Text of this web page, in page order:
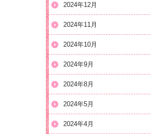
2024年12月
2024年11月
2024年10月
2024年9月
2024年8月
2024年5月
2024年4月